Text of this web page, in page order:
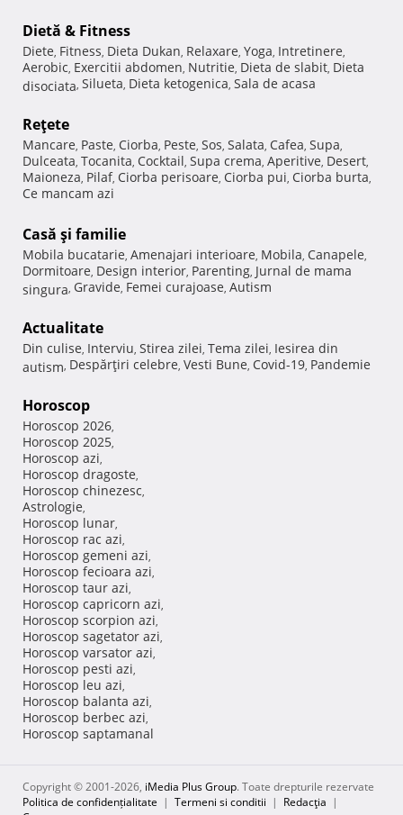
Dietă & Fitness
Diete, Fitness, Dieta Dukan, Relaxare, Yoga, Intretinere,
Aerobic, Exercitii abdomen, Nutritie, Dieta de slabit, Dieta
disociata, Silueta, Dieta ketogenica, Sala de acasa
Reţete
Mancare, Paste, Ciorba, Peste, Sos, Salata, Cafea, Supa,
Dulceata, Tocanita, Cocktail, Supa crema, Aperitive, Desert,
Maioneza, Pilaf, Ciorba perisoare, Ciorba pui, Ciorba burta,
Ce mancam azi
Casă şi familie
Mobila bucatarie, Amenajari interioare, Mobila, Canapele,
Dormitoare, Design interior, Parenting, Jurnal de mama
singura, Gravide, Femei curajoase, Autism
Actualitate
Din culise, Interviu, Stirea zilei, Tema zilei, Iesirea din
autism, Despărţiri celebre, Vesti Bune, Covid-19, Pandemie
Horoscop
Horoscop 2026,
Horoscop 2025,
Horoscop azi,
Horoscop dragoste,
Horoscop chinezesc,
Astrologie,
Horoscop lunar,
Horoscop rac azi,
Horoscop gemeni azi,
Horoscop fecioara azi,
Horoscop taur azi,
Horoscop capricorn azi,
Horoscop scorpion azi,
Horoscop sagetator azi,
Horoscop varsator azi,
Horoscop pesti azi,
Horoscop leu azi,
Horoscop balanta azi,
Horoscop berbec azi,
Horoscop saptamanal
Copyright © 2001-2026, iMedia Plus Group. Toate drepturile rezervate
Politica de confidențialitate | Termeni si conditii | Redacţia |